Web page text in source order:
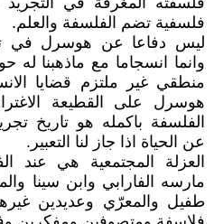
فلسفية تضم الفلسفة والعلم.
ليس دفاعا عن هوسرل في
وانما انسجاما مع ماذهبنا له
منطقي غير ملتزم قضايا
هوسرل على القطيعة
الفلسفة باكمله هو تاريخ
عن الحياة اذا جاز لنا التعبير.
العزلة المجتمعية هي عند
مارسه الفارابي وابن سينا
طفيل والمعرّي وعديدين